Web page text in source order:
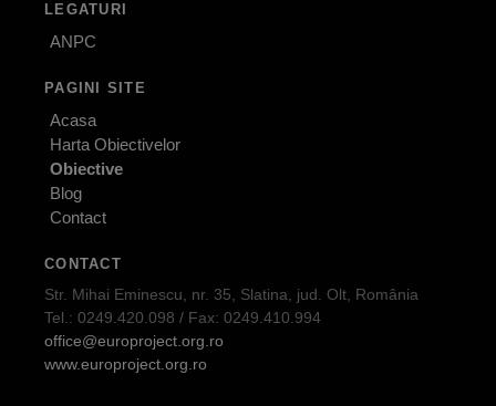
LEGATURI
ANPC
PAGINI SITE
Acasa
Harta Obiectivelor
Obiective
Blog
Contact
CONTACT
Str. Mihai Eminescu, nr. 35, Slatina, jud. Olt, România
Tel.: 0249.420.098 / Fax: 0249.410.994
office@europroject.org.ro
www.europroject.org.ro